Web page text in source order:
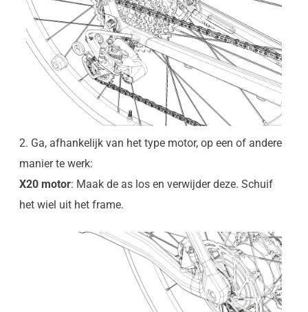
2. Ga, afhankelijk van het type motor, op een of andere
manier te werk:
X20 motor: Maak de as los en verwijder deze. Schuif
het wiel uit het frame.